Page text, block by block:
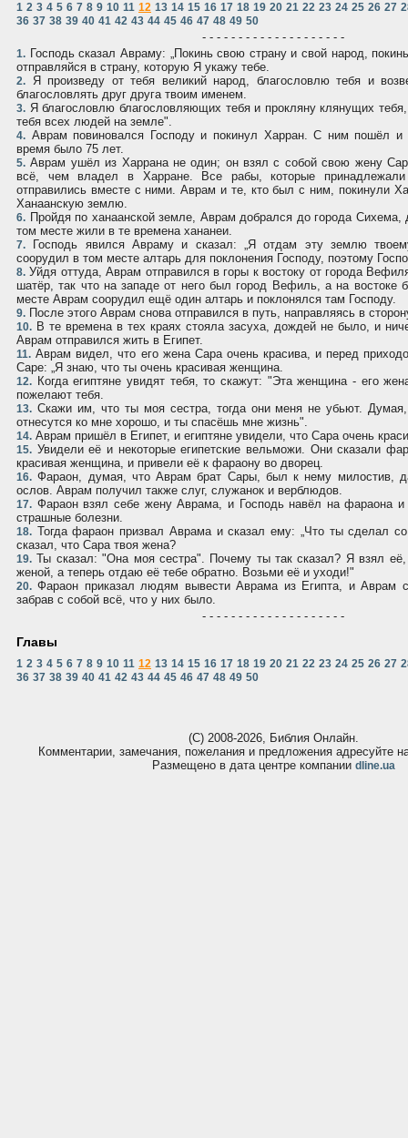
1 2 3 4 5 6 7 8 9 10 11 12 13 14 15 16 17 18 19 20 21 22 23 24 25 26 27
36 37 38 39 40 41 42 43 44 45 46 47 48 49 50
- - - - - - - - - - - - - - - - - - - -
1. Господь сказал Авраму: „Покинь свою страну и свой народ,
отправляйся в страну, которую Я укажу тебе.
2. Я произведу от тебя великий народ, благословлю тебя и
благословлять друг друга твоим именем.
3. Я благословлю благословляющих тебя и прокляну клянущих
тебя всех людей на земле".
4. Аврам повиновался Господу и покинул Харран. С ним пошёл
время было 75 лет.
5. Аврам ушёл из Харрана не один; он взял с собой свою жену
всё, чем владел в Харране. Все рабы, которые
отправились вместе с ними. Аврам и те, кто был с ним, покинули
Ханаанскую землю.
6. Пройдя по ханаанской земле, Аврам добрался до города
том месте жили в те времена хананеи.
7. Господь явился Авраму и сказал: „Я отдам эту землю
соорудил в том месте алтарь для поклонения Господу, поэтому
8. Уйдя оттуда, Аврам отправился в горы к востоку от города
шатёр, так что на западе от него был город Вефиль, а на востоке
месте Аврам соорудил ещё один алтарь и поклонялся там Господу.
9. После этого Аврам снова отправился в путь, направляясь в
10. В те времена в тех краях стояла засуха, дождей не было, и
Аврам отправился жить в Египет.
11. Аврам видел, что его жена Сара очень красива, и перед
Саре: „Я знаю, что ты очень красивая женщина.
12. Когда египтяне увидят тебя, то скажут: "Эта женщина - его
пожелают тебя.
13. Скажи им, что ты моя сестра, тогда они меня не убьют.
отнесутся ко мне хорошо, и ты спасёшь мне жизнь".
14. Аврам пришёл в Египет, и египтяне увидели, что Сара очень
15. Увидели её и некоторые египетские вельможи. Они сказали
красивая женщина, и привели её к фараону во дворец.
16. Фараон, думая, что Аврам брат Сары, был к нему милостив,
ослов. Аврам получил также слуг, служанок и верблюдов.
17. Фараон взял себе жену Аврама, и Господь навёл на фараона и
страшные болезни.
18. Тогда фараон призвал Аврама и сказал ему: „Что ты сделал
сказал, что Сара твоя жена?
19. Ты сказал: "Она моя сестра". Почему ты так сказал? Я взял
женой, а теперь отдаю её тебе обратно. Возьми её и уходи!"
20. Фараон приказал людям вывести Аврама из Египта, и Аврам
забрав с собой всё, что у них было.
- - - - - - - - - - - - - - - - - - - -
Главы
1 2 3 4 5 6 7 8 9 10 11 12 13 14 15 16 17 18 19 20 21 22 23 24 25 26 27
36 37 38 39 40 41 42 43 44 45 46 47 48 49 50
(С) 2008-2026, Библия Онлайн.
Комментарии, замечания, пожелания и предложения адресуйте
Размещено в дата центре компании dline.ua